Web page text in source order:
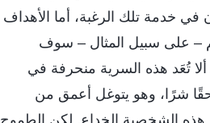
في خدمة تلك الرغبة، أما الأهداف
– على سبيل المثال – سوف
تُعَد هذه السرية منحرفة في
شرًا، وهو يتوغل أعمق من
هذه الشخصية الخداع. لكن الطموح